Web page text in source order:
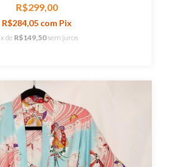
R$299,00
R$284,05 com Pix
x de R$149,50 sem juros